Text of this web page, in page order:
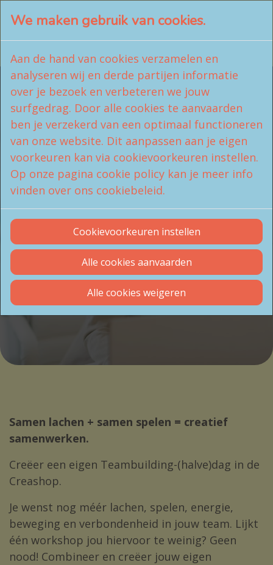
CreaShop -
Teambuilding
Lachen, spelen, wandelen, haka of ...
ervaar je keuzestress bij ons aanbod
Teambuilding
lach en ontwikkel jouw eigen Teamdag
We helpen jou met raad, daad en een glimlach!
Samen lachen + samen spelen = creatief
samenwerken.
Creëer een eigen Teambuilding-(halve)dag in de
Creashop.
Je wenst nog méér lachen, spelen, energie,
beweging en verbondenheid in jouw team. Lijkt
één workshop jou hiervoor te weinig? Geen
nood! Combineer en creëer jouw eigen
We maken gebruik van cookies.
Aan de hand van cookies verzamelen en
analyseren wij en derde partijen informatie
over je bezoek en verbeteren we jouw
surfgedrag. Door alle cookies te aanvaarden
ben je verzekerd van een optimaal functioneren
van onze website. Dit aanpassen aan je eigen
voorkeuren kan via cookievoorkeuren instellen.
Op onze pagina cookie policy kan je meer info
vinden over ons cookiebeleid.
Cookievoorkeuren instellen
Alle cookies weigeren